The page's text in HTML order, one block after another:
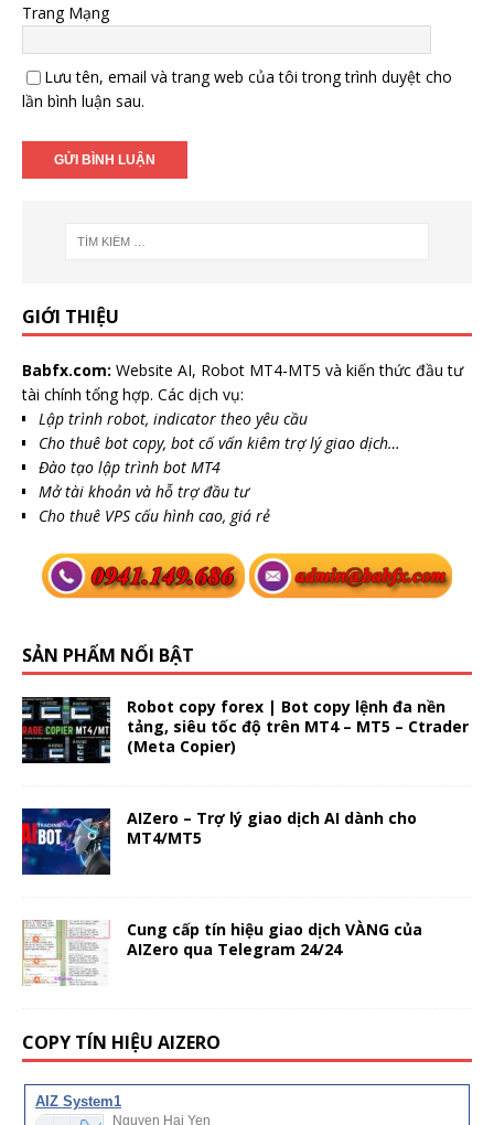
Trang Mạng
Lưu tên, email và trang web của tôi trong trình duyệt cho
lần bình luận sau.
GIỚI THIỆU
Babfx.com: Website AI, Robot MT4-MT5 và kiến thức đầu tư
tài chính tổng hợp. Các dịch vụ:
Lập trình robot, indicator theo yêu cầu
Cho thuê bot copy, bot cố vấn kiêm trợ lý giao dịch…
Đào tạo lập trình bot MT4
Mở tài khoản và hỗ trợ đầu tư
Cho thuê VPS cấu hình cao, giá rẻ
SẢN PHẨM NỔI BẬT
Robot copy forex | Bot copy lệnh đa nền
tảng, siêu tốc độ trên MT4 – MT5 – Ctrader
(Meta Copier)
AIZero – Trợ lý giao dịch AI dành cho
MT4/MT5
Cung cấp tín hiệu giao dịch VÀNG của
AIZero qua Telegram 24/24
COPY TÍN HIỆU AIZERO